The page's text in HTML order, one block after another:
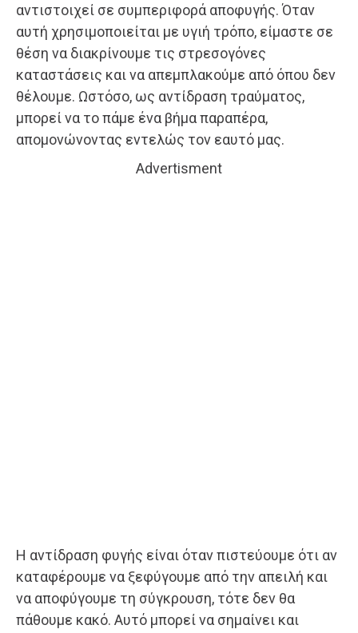
αντιστοιχεί σε συμπεριφορά αποφυγής. Όταν
αυτή χρησιμοποιείται με υγιή τρόπο, είμαστε σε
θέση να διακρίνουμε τις στρεσογόνες
καταστάσεις και να απεμπλακούμε από όπου δεν
θέλουμε. Ωστόσο, ως αντίδραση τραύματος,
μπορεί να το πάμε ένα βήμα παραπέρα,
απομονώνοντας εντελώς τον εαυτό μας.
Advertisment
Η αντίδραση φυγής είναι όταν πιστεύουμε ότι αν
καταφέρουμε να ξεφύγουμε από την απειλή και
να αποφύγουμε τη σύγκρουση, τότε δεν θα
πάθουμε κακό. Αυτό μπορεί να σημαίνει και